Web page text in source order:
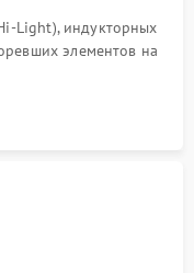
Light), индукторных
элементов на
поврежденной